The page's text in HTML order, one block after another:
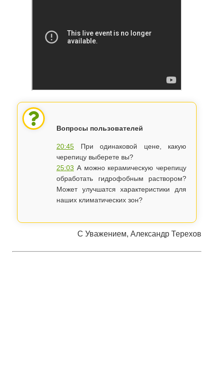
Вопросы пользователей
20:45 При одинаковой цене, какую
черепицу выберете вы?
25:03 А можно керамическую черепицу
обработать гидрофобным раствором?
Может улучшатся характеристики для
наших климатических зон?
С Уважением, Александр Терехов